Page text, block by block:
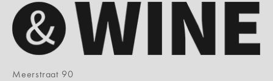
Meerstraat 90